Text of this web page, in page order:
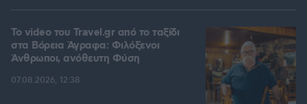
To video του Travel.gr από το ταξίδι
στα Βόρεια Άγραφα: Φιλόξενοι
Άνθρωποι, ανόθευτη Φύση
07.08.2026, 12:38